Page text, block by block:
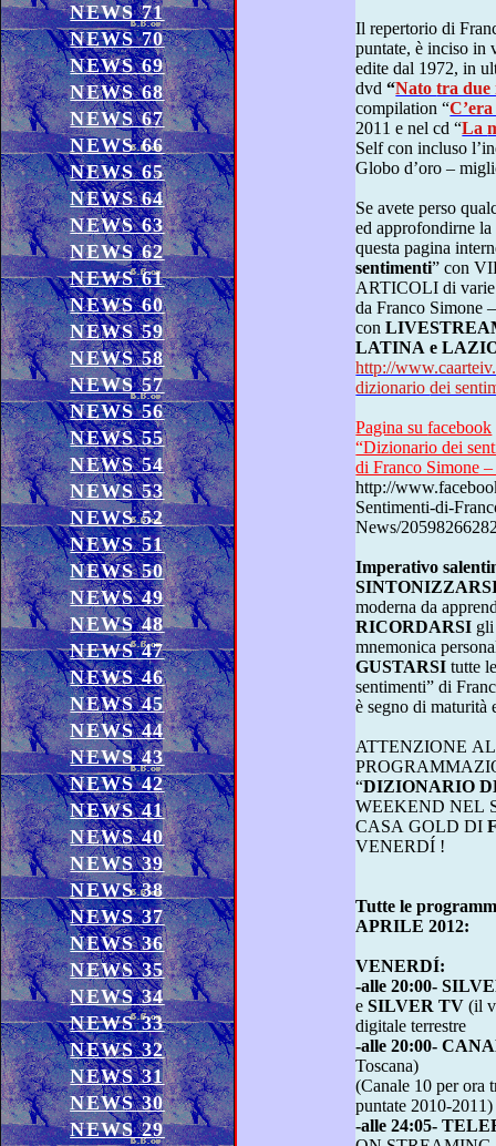
NEWS 71
NEWS 70
NEWS 69
NEWS 68
NEWS 67
NEWS 66
NEWS 65
NEWS 64
NEWS 63
NEWS 62
NEWS 61
NEWS 60
NEWS 59
NEWS 58
NEWS 57
NEWS 56
NEWS 55
NEWS 54
NEWS 53
NEWS 52
NEWS 51
NEWS 50
NEWS 49
NEWS 48
NEWS 47
NEWS 46
NEWS 45
NEWS 44
NEWS 43
NEWS 42
NEWS 41
NEWS 40
NEWS 39
NEWS 38
NEWS 37
NEWS 36
NEWS 35
NEWS 34
NEWS 33
NEWS 32
NEWS 31
NEWS 30
NEWS 29
Il repertorio di Franco Simone, cantato dal vivo nelle
puntate, è inciso in varie pubblicazioni discografiche
edite dal 1972, in ultimo,
dvd“
Nato tra
compilation “
2011 e nel cd “
Self
Globo
Se avete perso qualche puntata o volete rispolverarne
ed approfondirne la visione, tornate a consultare
questa pagina
sentimenti” con VIDEO – INTERVISTE –
ARTICOLI di varie testate giornalistiche scritti su e
da Franco Simone – in
con
LATINA e
http://
dizionario
Pagina su facebook
“Dizionario dei
di Franco Simone
http://
Sentimenti-di-
News/
Imperativo
moderna da
RICORDARSI gli appuntamenti è
GUSTARSI tutte le puntate del “Dizionario dei
sentimenti” di
ATTENZIONE
PROGRAMMAZIONI
“
WEEKEND NEL
CASA GOLD DI
VENERDÍ !
Tutte le
APRILE 2012:
VENERDÍ:
-alle 20:00-
e
SILVER TV (il vecchio Gold Tv Shop) sul
digitale terrestre
-alle 20:00-
Toscana)
(Canale 10 per ora trasmette le repliche delle prime
puntate 2010-2011)
-alle 24:05-